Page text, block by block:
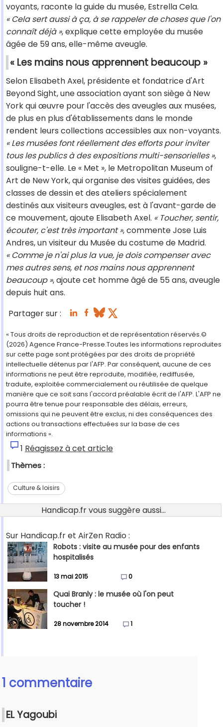
voyants, raconte la guide du musée, Estrella Cela.
« Cela sert aussi à ça, à se rappeler de choses que l'on
connaît déjà », explique cette employée du musée
âgée de 59 ans, elle-même aveugle.
« Les mains nous apprennent beaucoup »
Selon Elisabeth Axel, présidente et fondatrice d'Art
Beyond Sight, une association ayant son siège à New
York qui œuvre pour l'accès des aveugles aux musées,
de plus en plus d'établissements dans le monde
rendent leurs collections accessibles aux non-voyants.
« Les musées font réellement des efforts pour inviter
tous les publics à des expositions multi-sensorielles »,
souligne-t-elle. Le « Met », le Metropolitan Museum of
Art de New York, qui organise des visites guidées, des
classes de dessin et des ateliers spécialement
destinés aux visiteurs aveugles, est à l'avant-garde de
ce mouvement, ajoute Elisabeth Axel. « Toucher, sentir,
écouter, c'est très important », commente Jose Luis
Andres, un visiteur du Musée du costume de Madrid.
« Comme je n'ai plus la vue, je dois compenser avec
mes autres sens, et nos mains nous apprennent
beaucoup », ajoute cet homme âgé de 55 ans, aveugle
depuis huit ans.
Partager sur :
« Tous droits de reproduction et de représentation réservés.©
(2026) Agence France-Presse.Toutes les informations reproduites
sur cette page sont protégées par des droits de propriété
intellectuelle détenus par l'AFP. Par conséquent, aucune de ces
informations ne peut être reproduite, modifiée, rediffusée,
traduite, exploitée commercialement ou réutilisée de quelque
manière que ce soit sans l'accord préalable écrit de l'AFP. L'AFP ne
pourra être tenue pour responsable des délais, erreurs,
omissions qui ne peuvent être exclus, ni des conséquences des
actions ou transactions effectuées sur la base de ces
informations ».
1 Réagissez à cet article
Thèmes :
Culture & loisirs
Handicap.fr vous suggère aussi...
Sur Handicap.fr et AirZen Radio :
Robots : visite au musée pour des enfants
hospitalisés
13 mai 2015 0
Quai Branly : le musée où l'on peut
toucher !
28 novembre 2014 1
1 commentaire
EL Yagoubi